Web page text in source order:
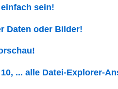
sein!
Daten oder Bilder!
... alle Datei-Explorer-